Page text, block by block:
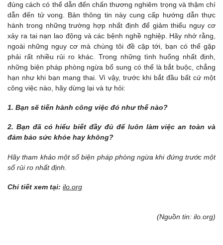
đúng cách có thể dẫn đến chấn thương nghiêm trọng và thậm chí
dẫn đến tử vong. Bản thông tin này cung cấp hướng dẫn thực
hành trong những trường hợp nhất định để giảm thiểu nguy cơ
xảy ra tai nạn lao động và các bệnh nghề nghiệp. Hãy nhớ rằng,
ngoài những nguy cơ mà chúng tôi đề cập tới, bạn có thể gặp
phải rất nhiều rủi ro khác. Trong những tình huống nhất định,
những biện pháp phòng ngừa bổ sung có thể là bắt buộc, chẳng
hạn như khi bạn mang thai. Vì vậy, trước khi bắt đầu bất cứ một
công việc nào, hãy dừng lại và tự hỏi:
1. Bạn sẽ tiến hành công việc đó như thế nào?
2. Bạn đã có hiểu biết đầy đủ để luôn làm việc an toàn và
đảm bảo sức khỏe hay không?
Hãy tham khảo một số biện pháp phòng ngừa khi đứng trước một
số rủi ro nhất định.
Chi tiết xem tại: ilo.org
(Nguồn tin: ilo.org)